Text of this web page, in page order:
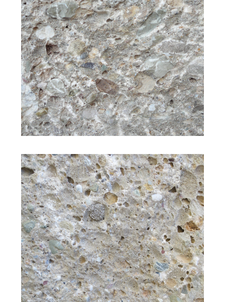
Oberfläche: bruchrau
Bearbeitung: gespitzt
Oberfläche: bruchrau